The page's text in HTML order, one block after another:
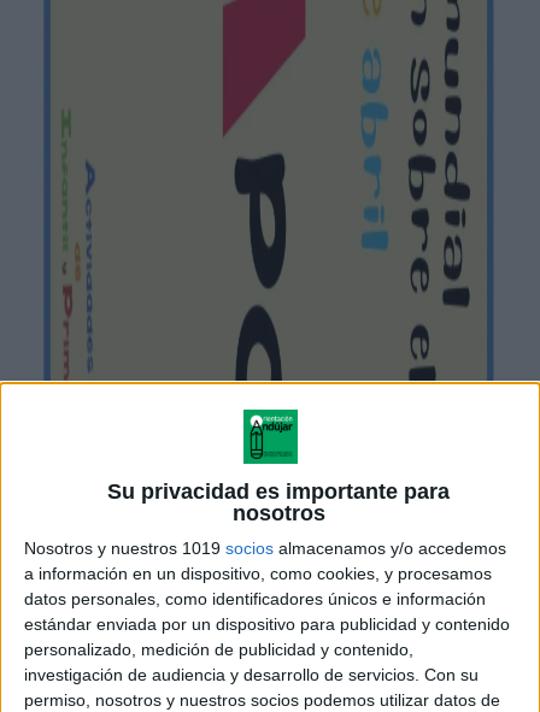
Su privacidad es importante para
nosotros
Nosotros y nuestros 1019 socios almacenamos y/o accedemos
a información en un dispositivo, como cookies, y procesamos
datos personales, como identificadores únicos e información
estándar enviada por un dispositivo para publicidad y contenido
personalizado, medición de publicidad y contenido,
investigación de audiencia y desarrollo de servicios. Con su
permiso, nosotros y nuestros socios podemos utilizar datos de